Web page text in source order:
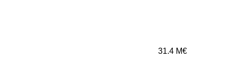
31.4 M€